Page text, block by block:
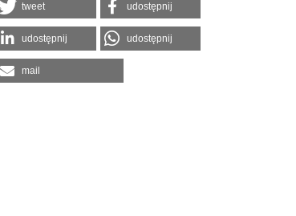
tweet udostępnij
udostępnij udostępnij
mail